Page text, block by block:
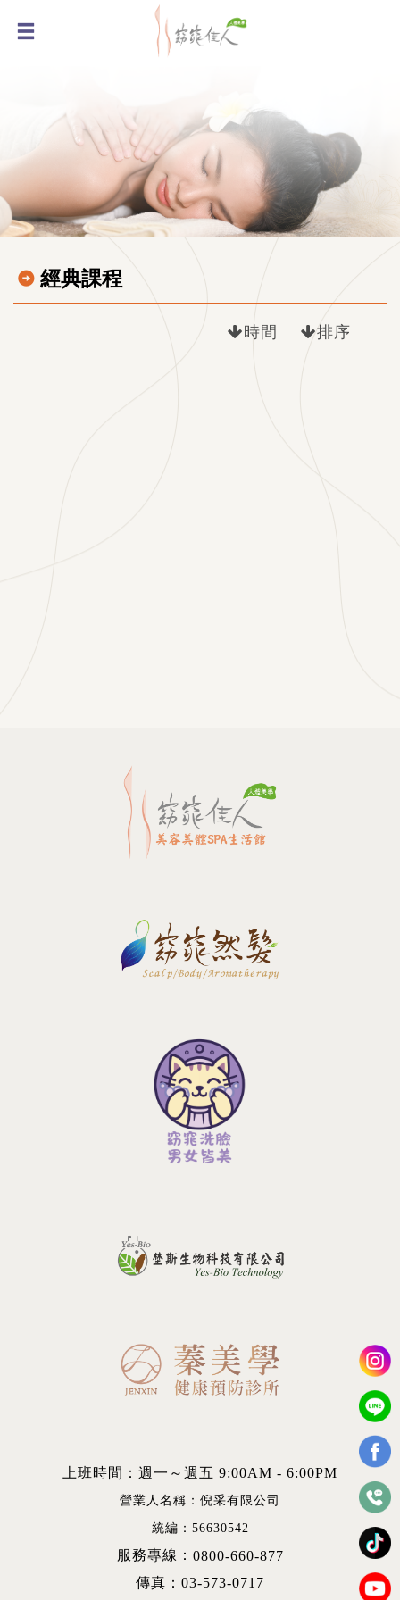
經典課程
時間 排序
上班時間：週一～週五 9:00AM - 6:00PM
營業人名稱：倪采有限公司
統編：56630542
服務專線： 0800-660-877
傳真：03-573-0717